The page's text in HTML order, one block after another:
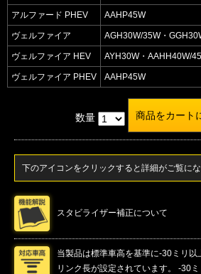
アルファード PHEV AAHP45W
ヴェルファイア AGH30W/35W・
ヴェルファイア HEV AYH30W・AAHH40W/
ヴェルファイア PHEV AAHP45W
数量
下のアイコンをクリックすると詳細がご覧にな
スタビライザー補正について
当製品は標準車高を基準に-30ミリ以
リンク長が設定されています。 -30